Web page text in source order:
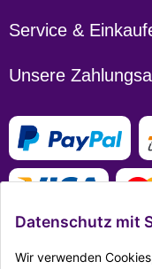
Service &
Unsere
Datenschutz mit
Wir verwenden